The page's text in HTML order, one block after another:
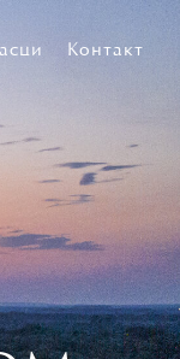
Контакт